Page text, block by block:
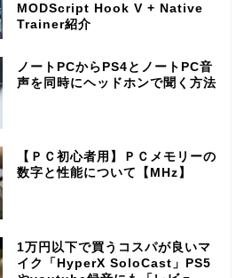
MODScript Hook V + Native
Trainer紹介
ノートPCからPS4とノートPC音
声を同時にヘッドホンで聞く方法
【ＰＣ初心者用】ＰＣメモリーの
数字と性能について【MHz】
1万円以下で買うコスパが良いマ
イク「HyperX SoloCast」PS5